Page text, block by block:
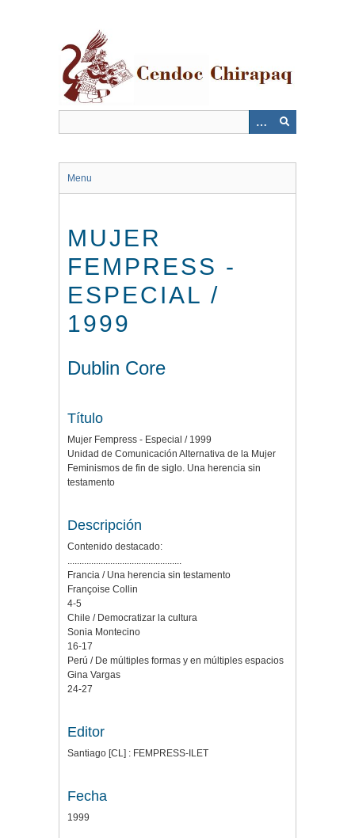
Menu
MUJER
FEMPRESS -
ESPECIAL /
1999
Dublin Core
Título
Mujer Fempress - Especial / 1999
Unidad de Comunicación Alternativa de la Mujer
Feminismos de fin de siglo. Una herencia sin
testamento
Descripción
Contenido destacado:
................................................
Francia / Una herencia sin testamento
Françoise Collin
4-5
Chile / Democratizar la cultura
Sonia Montecino
16-17
Perú / De múltiples formas y en múltiples espacios
Gina Vargas
24-27
Editor
Santiago [CL] : FEMPRESS-ILET
Fecha
1999